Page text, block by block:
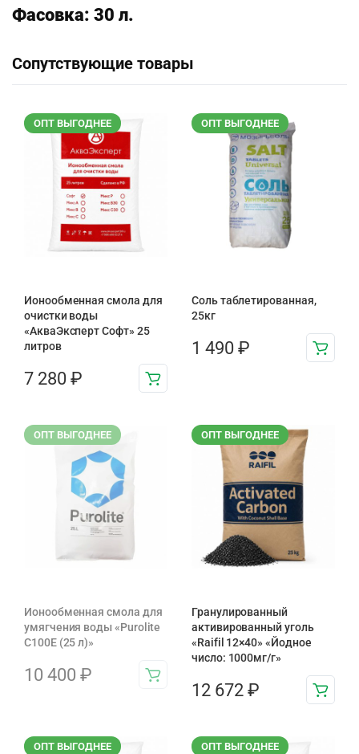
Фасовка: 30 л.
Сопутствующие товары
ОПТ ВЫГОДНЕЕ
Ионообменная смола для
очистки воды
«АкваЭксперт Софт» 25
литров
7 280 ₽
ОПТ ВЫГОДНЕЕ
Соль таблетированная,
25кг
1 490 ₽
ОПТ ВЫГОДНЕЕ
Ионообменная смола для
умягчения воды «Purolite
C100E (25 л)»
10 400 ₽
ОПТ ВЫГОДНЕЕ
Гранулированный
активированный уголь
«Raifil 12×40» «Йодное
число: 1000мг/г»
12 672 ₽
ОПТ ВЫГОДНЕЕ ОПТ ВЫГОДНЕЕ